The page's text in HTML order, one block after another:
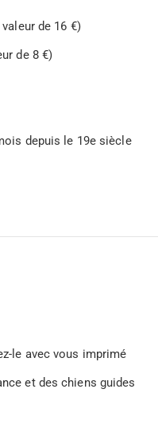
de 16 €)
de 8 €)
depuis le 19e siècle
le avec vous imprimé
et des chiens guides